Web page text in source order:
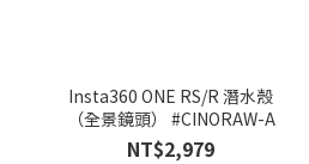
Insta360 ONE RS/R 潛水殼
（全景鏡頭） #CINORAW-A
NT$2,979